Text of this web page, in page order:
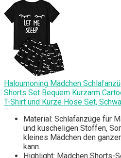
Haloumoning Mädchen
Shorts Set Bequem Kurzarm
T-Shirt und Kurze Hose Set,
Material: Schlafanzüge für
und kuscheligen Stoffen,
kleines Mädchen den
kann.
Highlight: Mädchen Shorts-